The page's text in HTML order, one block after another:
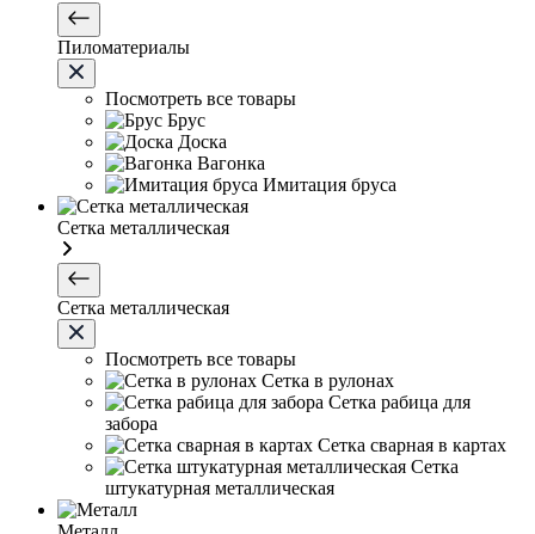
Пиломатериалы
Посмотреть все товары
Брус
Доска
Вагонка
Имитация бруса
Сетка металлическая
Сетка металлическая
Посмотреть все товары
Сетка в рулонах
Сетка рабица для
забора
Сетка сварная в картах
Сетка
штукатурная металлическая